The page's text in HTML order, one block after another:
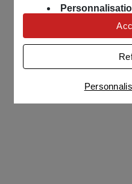
nous servons de
contenus et
Univers
nos partenaires
publicités
Connaître notre politique
partenaires